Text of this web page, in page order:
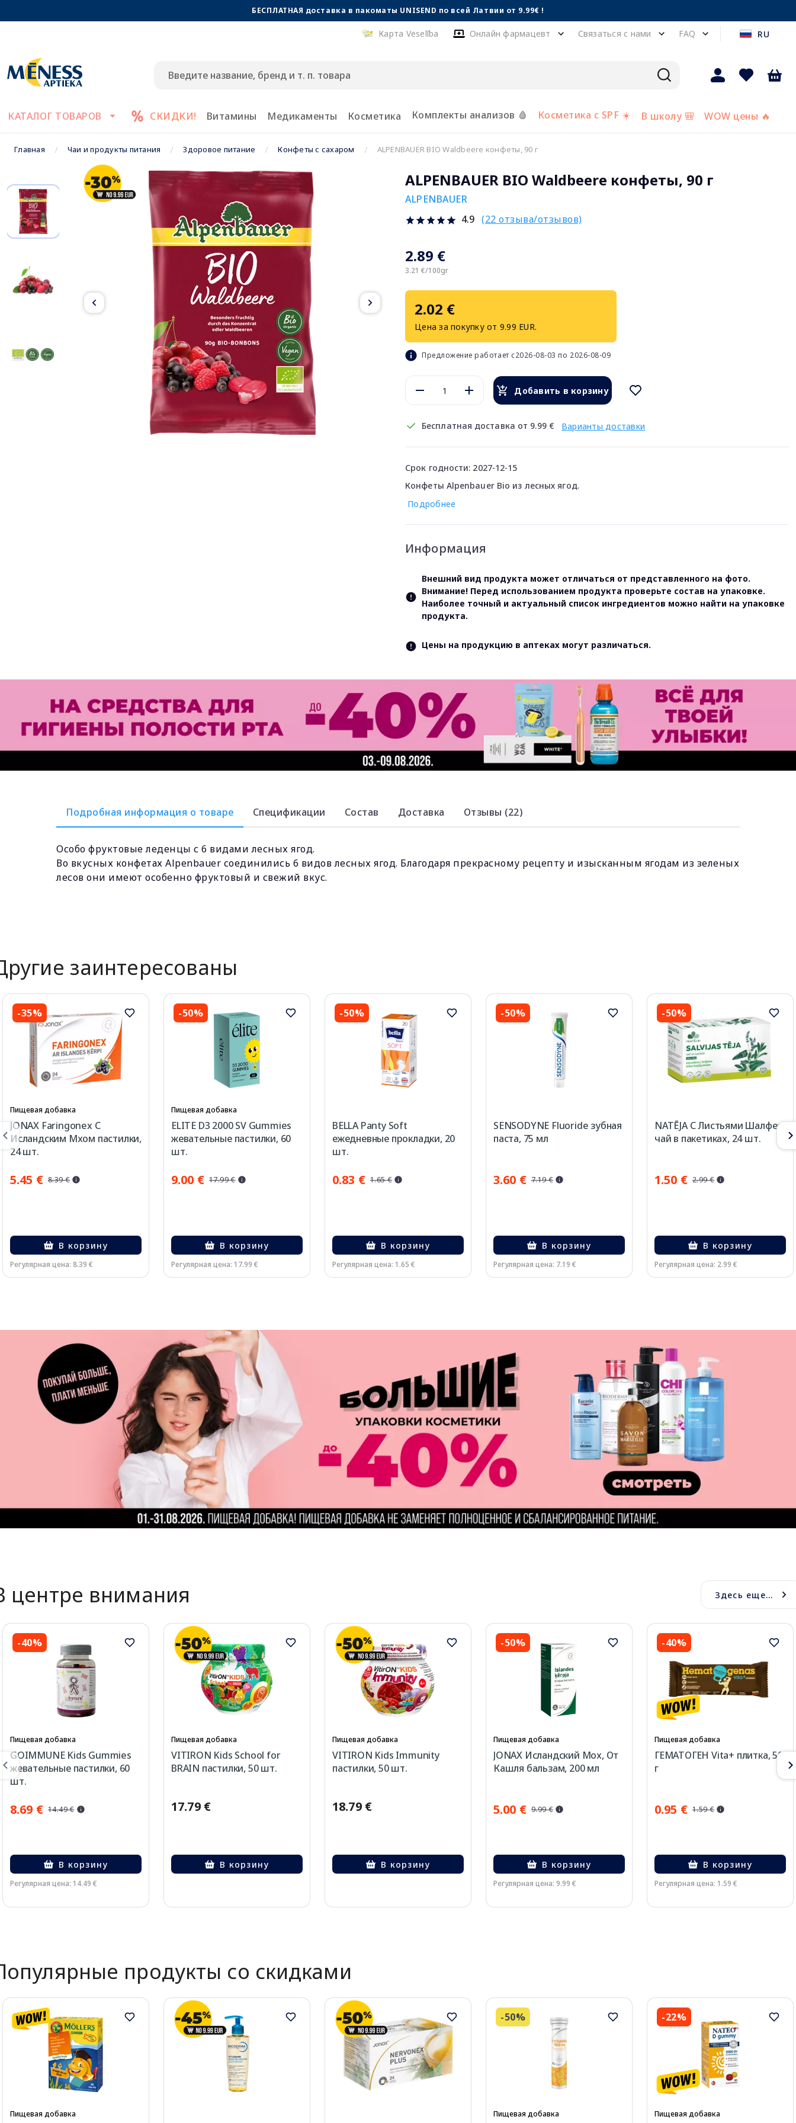
БЕСПЛАТНАЯ доставка в пакоматы UNISEND по всей Латвии от 9.99€ !
Карта Veselība Онлайн фармацевт Связаться с нами FAQ RU
КАТАЛОГ ТОВАРОВ СКИДКИ! Витамины Медикаменты Косметика Комплекты анализов 🩸 Косметика с SPF ☀️ В школу 🎒 WOW цены 🔥
Главная Чаи и продукты питания Здоровое питание Конфеты с сахаром ALPENBAUER BIO Waldbeere конфеты, 90 г
ALPENBAUER BIO Waldbeere конфеты, 90 г
ALPENBAUER
4.9 (22 отзыва/отзывов)
2.89 €
3.21 €/100gr
2.02 €
Цена за покупку от 9.99 EUR.
Предложение работает с2026-08-03 по 2026-08-09
Добавить в корзину
Бесплатная доставка от 9.99 € Варианты доставки
Срок годности: 2027-12-15
Конфеты Alpenbauer Bio из лесных ягод.
Подробнее
Информация
Внешний вид продукта может отличаться от представленного на фото.
Внимание! Перед использованием продукта проверьте состав на упаковке.
Наиболее точный и актуальный список ингредиентов можно найти на упаковке
продукта.
Цены на продукцию в аптеках могут различаться.
Подробная информация о товаре Спецификации Состав Доставка Отзывы (22)
Особо фруктовые леденцы с 6 видами лесных ягод.
Во вкусных конфетах Alpenbauer соединились 6 видов лесных ягод. Благодаря прекрасному рецепту и изысканным ягодам из зеленых
лесов они имеют особенно фруктовый и свежий вкус.
заинтересованы
-35%
Пищевая добавка
JONAX Faringonex С
Исландским Мхом пастилки,
24 шт.
5.45 € 8.39 €
В корзину
Регулярная цена: 8.39 €
-50%
Пищевая добавка
ELITE D3 2000 SV Gummies
жевательные пастилки, 60
шт.
9.00 € 17.99 €
В корзину
Регулярная цена: 17.99 €
-50%
BELLA Panty Soft
ежедневные прокладки, 20
шт.
0.83 € 1.65 €
В корзину
Регулярная цена: 1.65 €
-50%
SENSODYNE Fluoride зубная
паста, 75 мл
3.60 € 7.19 €
В корзину
Регулярная цена: 7.19 €
-50%
NATĒJA С Листьями Шалфея
чай в пакетиках, 24 шт.
1.50 € 2.99 €
В корзину
Регулярная цена: 2.99 €
центре внимания Здесь еще...
-40%
Пищевая добавка
GOIMMUNE Kids Gummies
жевательные пастилки, 60
шт.
8.69 € 14.49 €
В корзину
Регулярная цена: 14.49 €
Пищевая добавка
VITIRON Kids School for
BRAIN пастилки, 50 шт.
17.79 €
В корзину
Пищевая добавка
VITIRON Kids Immunity
пастилки, 50 шт.
18.79 €
В корзину
-50%
Пищевая добавка
JONAX Исландский Мох, От
Кашля бальзам, 200 мл
5.00 € 9.99 €
В корзину
Регулярная цена: 9.99 €
-40%
Пищевая добавка
ГЕМАТОГЕН Vita+ плитка, 50
г
0.95 € 1.59 €
В корзину
Регулярная цена: 1.59 €
продукты со скидками
Пищевая добавка
-50%
Пищевая добавка
-22%
Пищевая добавка